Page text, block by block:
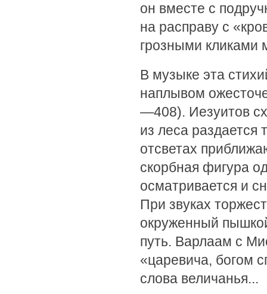
он вместе с
на расправу с
грозными
В музыке эта
наплывом
—408). Иезуитов
из леса
отсветах
скорбная фигура
осматривается и
При звуках
окруженный
путь. Варлаам с
«царевича, богом
слова величанья...